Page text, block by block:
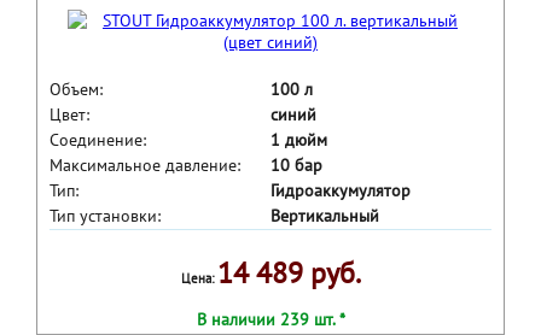
Объем:
100 л
Цвет:
синий
Соединение:
1 дюйм
Максимальное давление:
10 бар
Тип:
Гидроаккумулятор
Тип установки:
Вертикальный
Цена: 14 489 руб.
В наличии 239 шт. *